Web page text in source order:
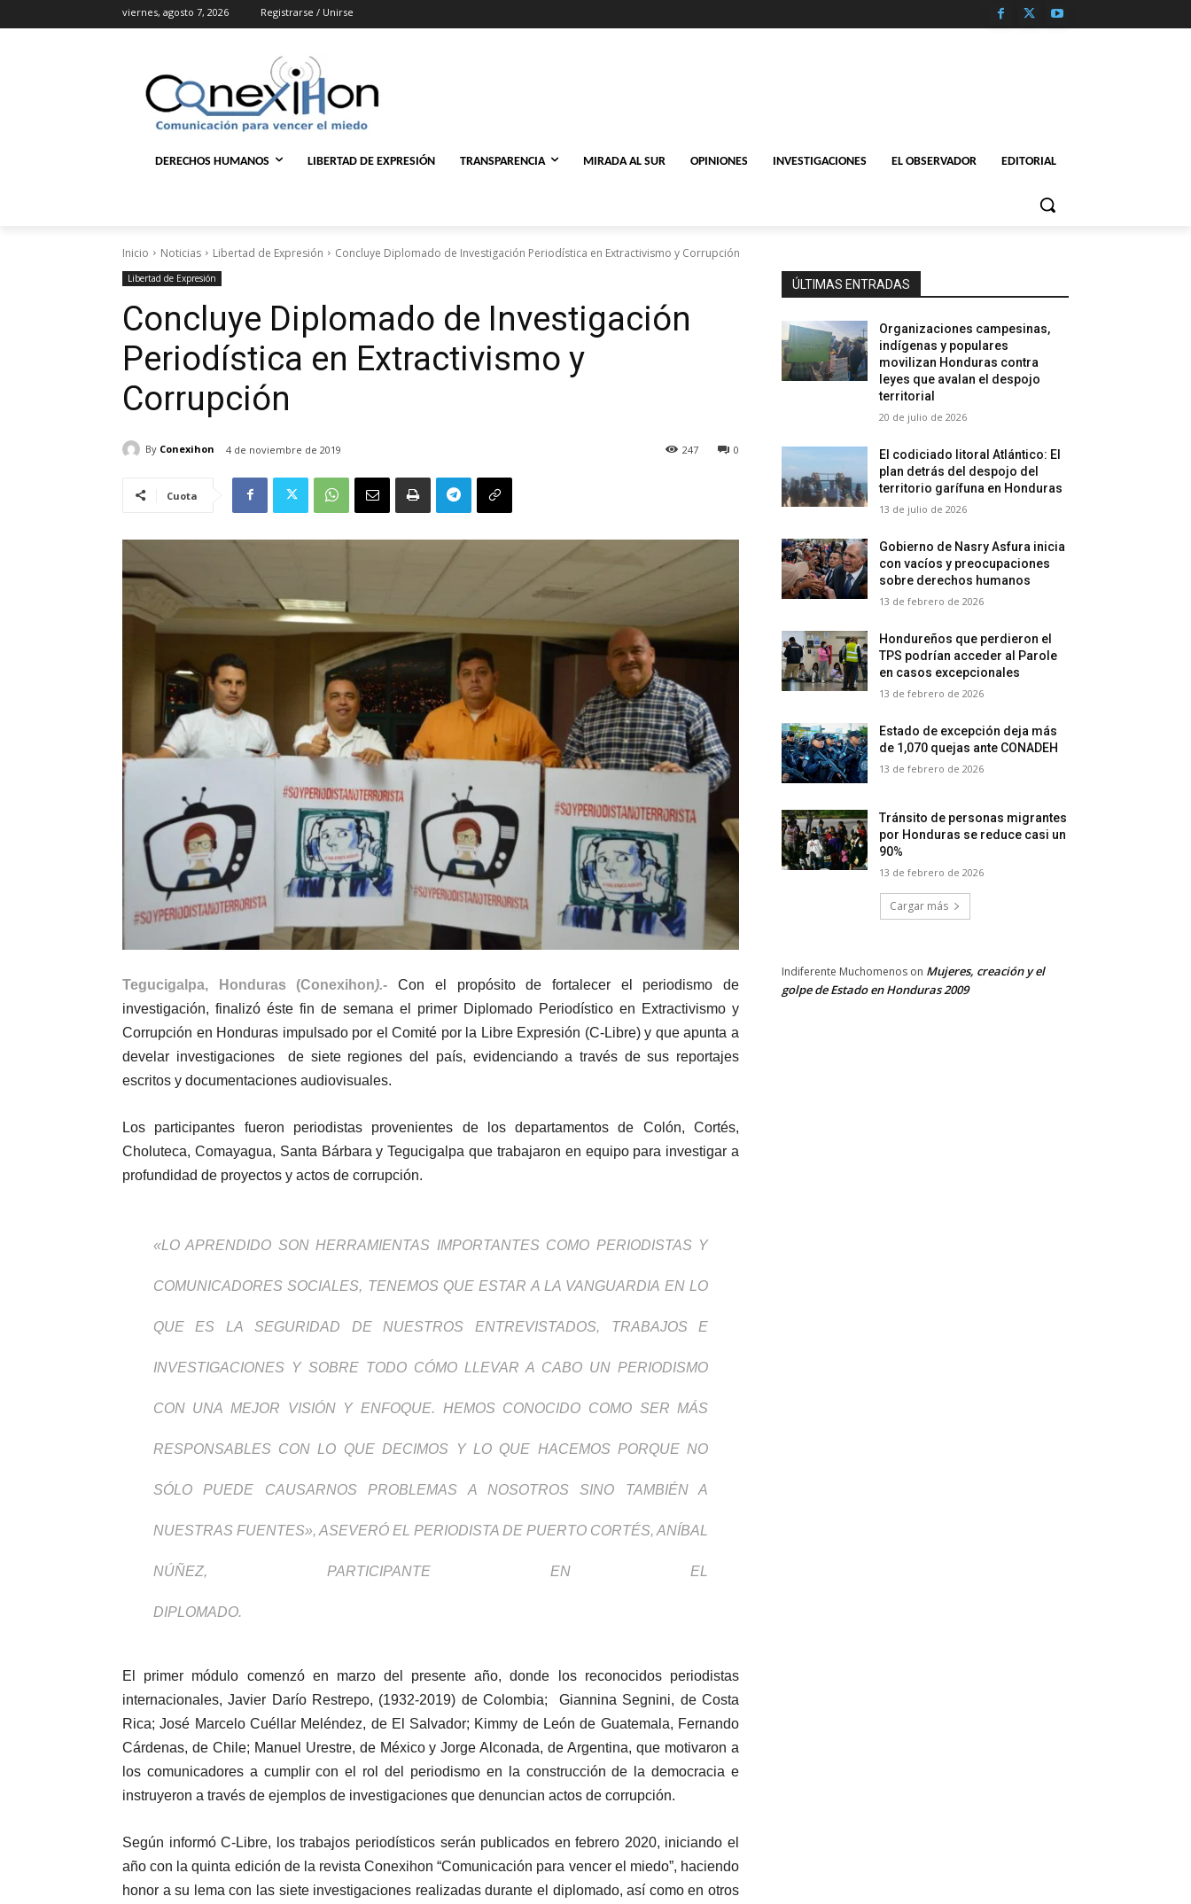
viernes, agosto 7, 2026 Registrarse / Unirse
DERECHOS HUMANOS LIBERTAD DE EXPRESIÓN TRANSPARENCIA MIRADA AL SUR OPINIONES INVESTIGACIONES EL OBSERVADOR EDITORIAL
Inicio Noticias Libertad de Expresión Concluye Diplomado de Investigación Periodística en Extractivismo y Corrupción
Libertad de Expresión
Concluye Diplomado de Investigación
Periodística en Extractivismo y
Corrupción
By Conexihon 4 de noviembre de 2019 0
247
Cuota
Tegucigalpa, Honduras (Conexihon).-
Con el propósito de fortalecer el periodismo de
investigación, finalizó éste fin de semana el primer Diplomado Periodístico en Extractivismo y
Corrupción en Honduras impulsado por el Comité por la Libre Expresión (C-Libre) y que apunta a
develar investigaciones de siete regiones del país, evidenciando a través de sus reportajes
escritos y documentaciones audiovisuales.
Los participantes fueron periodistas provenientes de los departamentos de Colón, Cortés,
Choluteca, Comayagua, Santa Bárbara y Tegucigalpa que trabajaron en equipo para investigar a
profundidad de proyectos y actos de corrupción.
«LO APRENDIDO SON HERRAMIENTAS IMPORTANTES COMO PERIODISTAS Y
COMUNICADORES SOCIALES, TENEMOS QUE ESTAR A LA VANGUARDIA EN LO
QUE ES LA SEGURIDAD DE NUESTROS ENTREVISTADOS, TRABAJOS E
INVESTIGACIONES Y SOBRE TODO CÓMO LLEVAR A CABO UN PERIODISMO
CON UNA MEJOR VISIÓN Y ENFOQUE. HEMOS CONOCIDO COMO SER MÁS
RESPONSABLES CON LO QUE DECIMOS Y LO QUE HACEMOS PORQUE NO
SÓLO PUEDE CAUSARNOS PROBLEMAS A NOSOTROS SINO TAMBIÉN A
NUESTRAS FUENTES», ASEVERÓ EL PERIODISTA DE PUERTO CORTÉS, ANÍBAL
NÚÑEZ, PARTICIPANTE EN EL
DIPLOMADO.
El primer módulo comenzó en marzo del presente año, donde los reconocidos periodistas
internacionales, Javier Darío Restrepo, (1932-2019) de Colombia; Giannina Segnini, de Costa
Rica; José Marcelo Cuéllar Meléndez, de El Salvador; Kimmy de León de Guatemala, Fernando
Cárdenas, de Chile; Manuel Urestre, de México y Jorge Alconada, de Argentina, que motivaron a
los comunicadores a cumplir con el rol del periodismo en la construcción de la democracia e
instruyeron a través de ejemplos de investigaciones que denuncian actos de corrupción.
Según informó C-Libre, los trabajos periodísticos serán publicados en febrero 2020, iniciando el
año con la quinta edición de la revista Conexihon “Comunicación para vencer el miedo”, haciendo
honor a su lema con las siete investigaciones realizadas durante el diplomado, así como en otros
ÚLTIMAS ENTRADAS
Organizaciones campesinas,
indígenas y populares
movilizan Honduras contra
leyes que avalan el despojo
territorial
20 de julio de 2026
El codiciado litoral Atlántico: El
plan detrás del despojo del
territorio garífuna en Honduras
13 de julio de 2026
Gobierno de Nasry Asfura inicia
con vacíos y preocupaciones
sobre derechos humanos
13 de febrero de 2026
Hondureños que perdieron el
TPS podrían acceder al Parole
en casos excepcionales
13 de febrero de 2026
Estado de excepción deja más
de 1,070 quejas ante CONADEH
13 de febrero de 2026
Tránsito de personas migrantes
por Honduras se reduce casi un
90%
13 de febrero de 2026
Cargar más
Indiferente Muchomenos on Mujeres, creación y el
golpe de Estado en Honduras 2009